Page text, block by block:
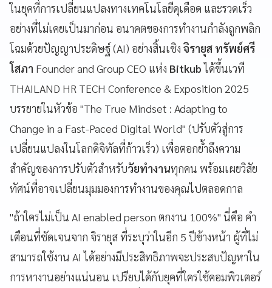
ในยุคที่การเปลี่ยนแปลงทางเทคโนโลยีดุเดือด และรวดเร็ว
อย่างที่ไม่เคยเป็นมาก่อน อนาคตของการทำงานกำลังถูกพลิก
โฉมด้วยปัญญาประดิษฐ์ (AI) อย่างสิ้นเชิง จิรายุส ทรัพย์ศรี
โสภา Founder and Group CEO แห่ง Bitkubได้ขึ้นเวที
THAILAND HR TECH Conference & Exposition 2025
บรรยายในหัวข้อ "The True Mindset : Adapting to
Change in a Fast-Paced Digital World" (ปรับตัวสู่การ
เปลี่ยนแปลงในโลกดิจิทัลที่ก้าวเร็ว) เพื่อตอกย้ำถึงความ
สำคัญของการปรับตัวสำหรับวัยทำงานทุกคน พร้อมเผยวิสัย
ทัศน์ที่อาจเปลี่ยนมุมมองการทำงานของคุณไปตลอดกาล
"ถ้าใครไม่เป็น AI enabled person ตกงาน 100%" นี่คือ คำ
เตือนที่ชัดเจนจาก จิรายุส ที่ระบุว่าในอีก 5 ปีข้างหน้า ผู้ที่ไม่
สามารถใช้งาน AI ได้อย่างมีประสิทธิภาพจะประสบปัญหาใน
การหางานอย่างแน่นอน เปรียบได้กับยุคที่ใครใช้คอมพิวเตอร์